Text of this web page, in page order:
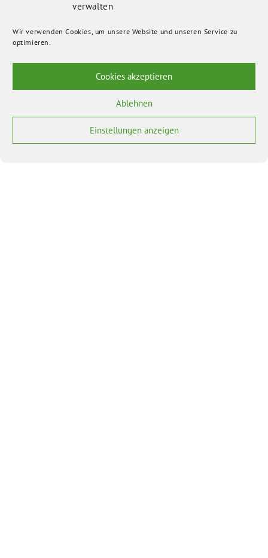
verwalten
Wir verwenden Cookies, um unsere Website und unseren Service zu
optimieren.
Cookies akzeptieren
Ablehnen
Einstellungen anzeigen